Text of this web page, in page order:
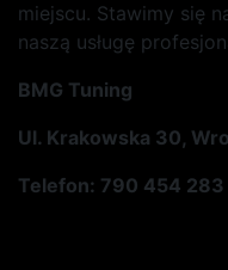
miejscu. Stawimy się
naszą usługę
BMG Tuning
Ul. Krakowska 30,
Telefon: 790 454 283